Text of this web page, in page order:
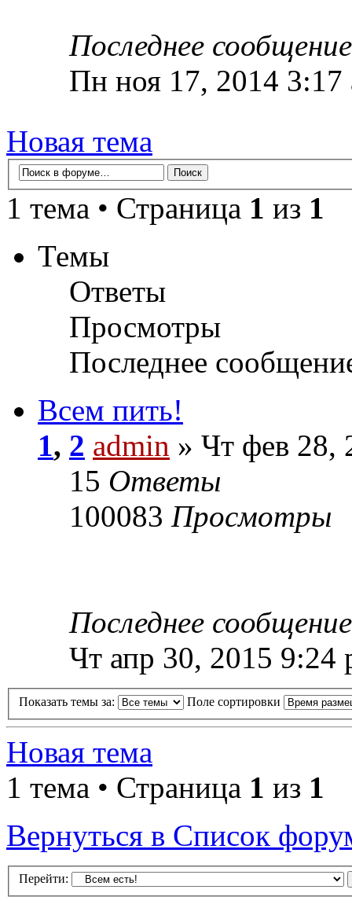
Последнее сообщение
Пн ноя 17, 2014 3:17
Новая тема
1 тема • Страница 1 из 1
Темы
Ответы
Просмотры
Последнее
Всем пить!
1, 2 admin » Чт фев 28,
15 Ответы
100083 Просмотры
Последнее
Чт апр 30, 2015 9:24
Показать темы за: Поле сортировки
Новая тема
1 тема • Страница 1 из 1
Вернуться в Список
Перейти: